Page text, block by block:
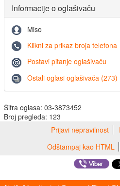
Informacije o oglašivaču
Miso
Klikni za prikaz broja telefona
Postavi pitanje oglašivaču
Ostali oglasi oglašivača (273)
Šifra oglasa: 03-3873452
Broj pregleda: 123
Prijavi nepravilnost
Odštampaj kao HTML